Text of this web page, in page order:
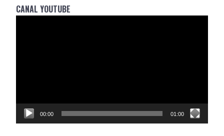
CANAL YOUTUBE
00:00 01:00